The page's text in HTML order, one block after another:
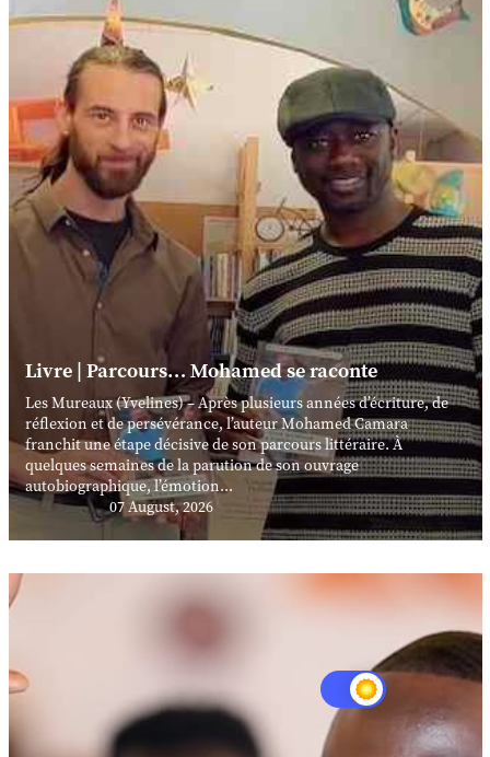
Livre | Parcours… Mohamed se raconte
Les Mureaux (Yvelines) – Après plusieurs années d’écriture, de
réflexion et de persévérance, l’auteur Mohamed Camara
franchit une étape décisive de son parcours littéraire. À
quelques semaines de la parution de son ouvrage
autobiographique, l’émotion...
07 August, 2026